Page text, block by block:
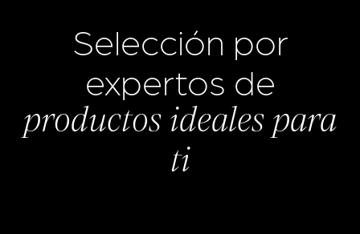
Selección por
expertos de
productos ideales para
ti